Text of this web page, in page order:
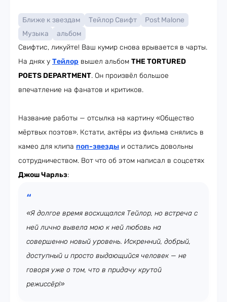
Ближе к звездам Тейлор Свифт
Post Malone
Музыка
альбом
Свифтис, ликуйте! Ваш кумир снова врывается в чарты.
На днях у Тейлор вышел альбом THE TORTURED
POETS DEPARTMENT. Он произвёл большое
впечатление на фанатов и критиков.
Название работы — отсылка на картину «Общество
мёртвых поэтов». Кстати, актёры из фильма снялись в
камео для клипа поп-звезды и остались довольны
сотрудничеством. Вот что об этом написал в соцсетях
Джош Чарльз:
«Я долгое время восхищался Тейлор, но встреча с
ней лично вывела мою к ней любовь на
совершенно новый уровень. Искренний, добрый,
доступный и просто выдающийся человек — не
говоря уже о том, что в придачу крутой
режиссёр!»